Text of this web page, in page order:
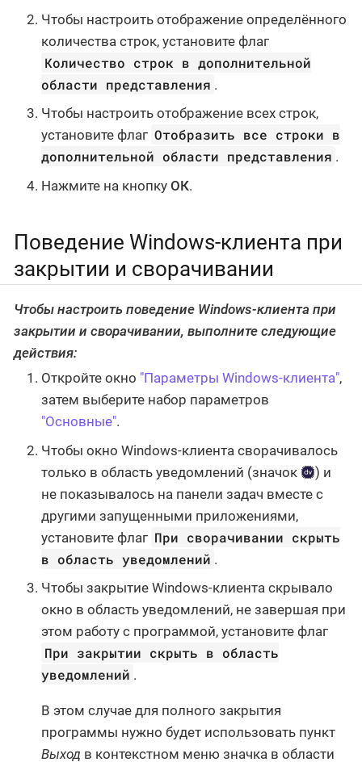
Чтобы настроить отображение определённого
количества строк, установите флаг
Количество строк в дополнительной
области представления .
Чтобы настроить отображение всех строк,
установите флаг Отобразить все строки в
дополнительной области представления .
Нажмите на кнопку ОК.
Поведение Windows-клиента при
закрытии и сворачивании
Чтобы настроить поведение Windows-клиента при
закрытии и сворачивании, выполните следующие
действия:
Откройте окно "Параметры Windows-клиента",
затем выберите набор параметров
"Основные".
Чтобы окно Windows-клиента сворачивалось
только в область уведомлений (значок
) и
не показывалось на панели задач вместе с
другими запущенными приложениями,
установите флаг При сворачивании скрыть
в область уведомлений .
Чтобы закрытие Windows-клиента скрывало
окно в область уведомлений, не завершая при
этом работу с программой, установите флаг
При закрытии скрыть в область
уведомлений .
В этом случае для полного закрытия
программы нужно будет использовать пункт
Выход в контекстном меню значка в области